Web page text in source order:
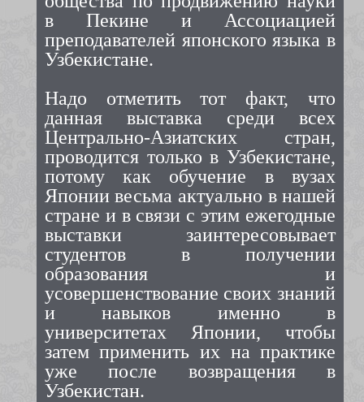
в Пекине и Ассоциацией
преподавателей японского языка в
Узбекистане.
Надо отметить тот факт, что
данная выставка среди всех
Центрально-Азиатских стран,
проводится только в Узбекистане,
потому как обучение в вузах
Японии весьма актуально в нашей
стране и в связи с этим ежегодные
выставки заинтересовывает
студентов в получении
образования и
усовершенствование своих знаний
и навыков именно в
университетах Японии, чтобы
затем применить их на практике
уже после возвращения в
Узбекистан.